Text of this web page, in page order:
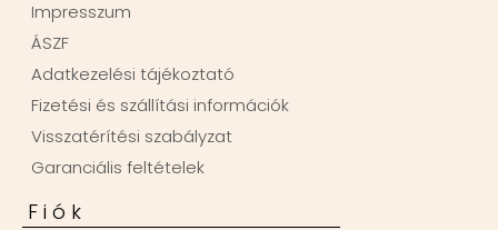
Impresszum
ÁSZF
Adatkezelési tájékoztató
Fizetési és szállítási információk
Visszatérítési szabályzat
Garanciális feltételek
Fiók